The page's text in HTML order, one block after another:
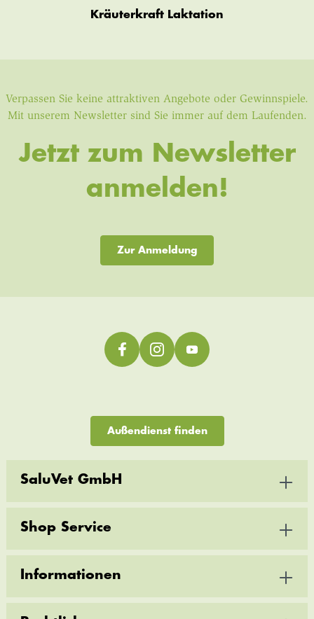
Kräuterkraft Laktation
Verpassen Sie keine attraktiven Angebote oder Gewinnspiele.
Mit unserem Newsletter sind Sie immer auf dem Laufenden.
Jetzt zum Newsletter
anmelden!
Zur Anmeldung
Außendienst finden
SaluVet GmbH
Shop Service
Informationen